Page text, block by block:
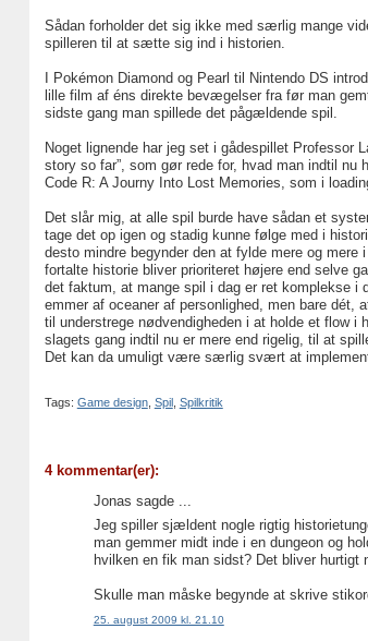
Sådan forholder det sig ikke med særlig mange
spilleren til at sætte sig ind i historien.
I Pokémon Diamond og Pearl til Nintendo DS
lille film af éns direkte bevægelser fra før man
sidste gang man spillede det pågældende spil.
Noget lignende har jeg set i gådespillet Professor
story so far”, som gør rede for, hvad man indtil
Code R: A Journy Into Lost Memories, som i
Det slår mig, at alle spil burde have sådan et
tage det op igen og stadig kunne følge med i
desto mindre begynder den at fylde mere og
fortalte historie bliver prioriteret højere end selve
det faktum, at mange spil i dag er ret komplekse i
emmer af oceaner af personlighed, men bare
til understrege nødvendigheden i at holde et flow
slagets gang indtil nu er mere end rigelig, til at
Det kan da umuligt være særlig svært at
Tags: Game design, Spil , Spilkritik
4 kommentar(er):
Jonas sagde ...
Jeg spiller sjældent nogle rigtig
man gemmer midt inde i en dungeon og
hvilken en fik man sidst? Det bliver
Skulle man måske begynde at skrive
25. august 2009 kl. 21.10